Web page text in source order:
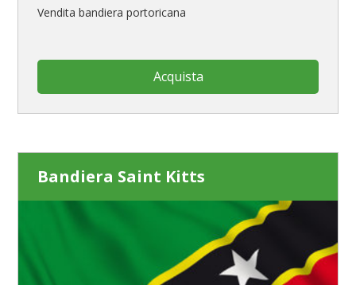
Vendita bandiera portoricana
Acquista
Bandiera Saint Kitts